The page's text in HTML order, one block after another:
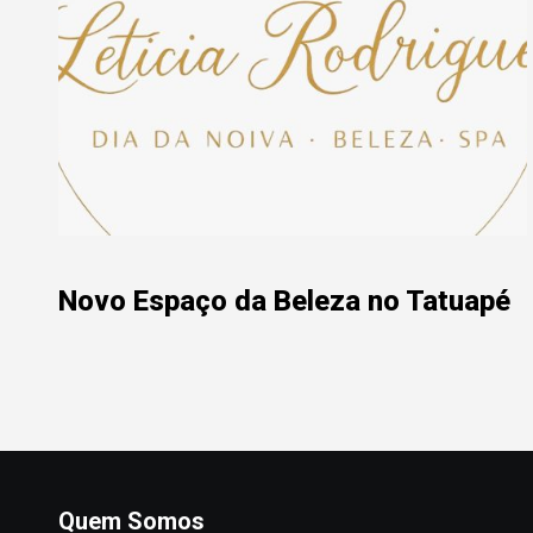
Novo Espaço da Beleza no Tatuapé
Quem Somos